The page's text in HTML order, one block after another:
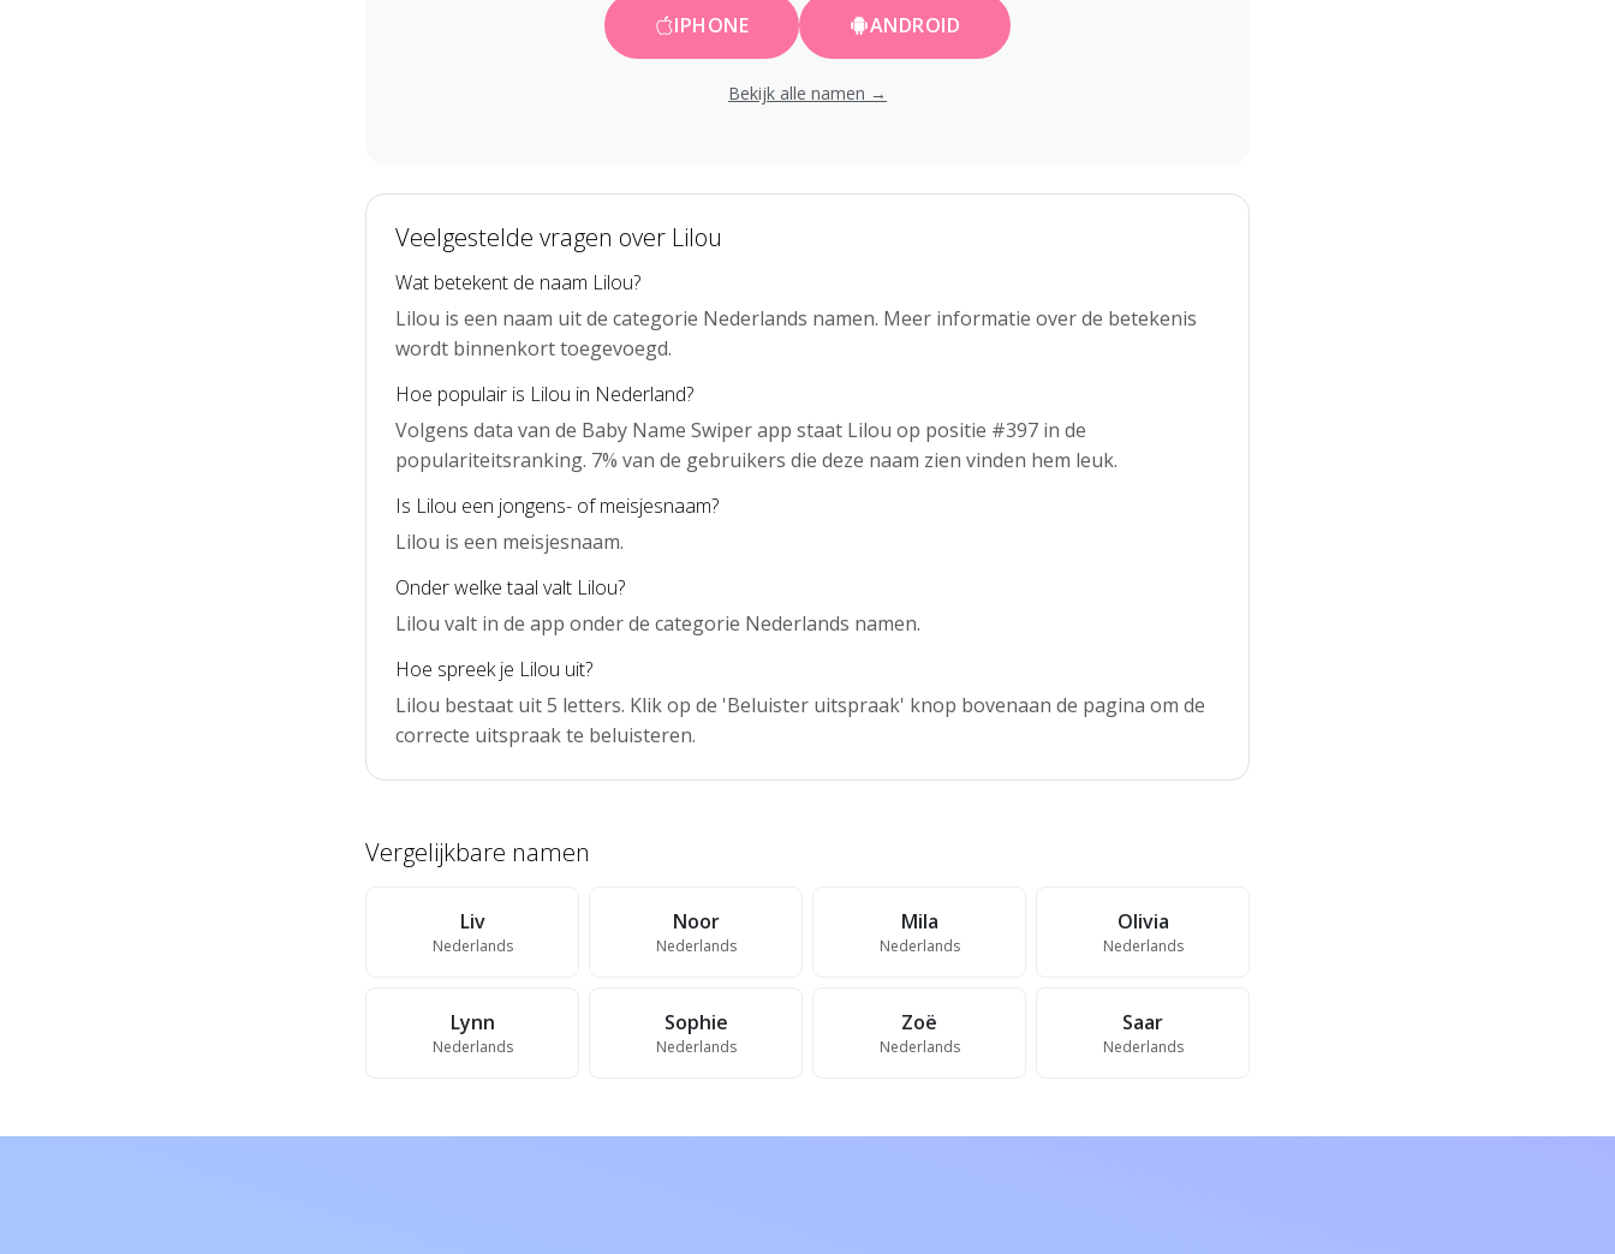
IPHONE ANDROID
Bekijk alle namen →
Veelgestelde vragen over Lilou
Wat betekent de naam Lilou?
Lilou is een naam uit de categorie Nederlands namen. Meer informatie over de betekenis
wordt binnenkort toegevoegd.
Hoe populair is Lilou in Nederland?
Volgens data van de Baby Name Swiper app staat Lilou op positie #397 in de
populariteitsranking. 7% van de gebruikers die deze naam zien vinden hem leuk.
Is Lilou een jongens- of meisjesnaam?
Lilou is een meisjesnaam.
Onder welke taal valt Lilou?
Lilou valt in de app onder de categorie Nederlands namen.
Hoe spreek je Lilou uit?
Lilou bestaat uit 5 letters. Klik op de 'Beluister uitspraak' knop bovenaan de pagina om de
correcte uitspraak te beluisteren.
Vergelijkbare namen
Liv
Nederlands
Noor
Nederlands
Mila
Nederlands
Olivia
Nederlands
Lynn
Nederlands
Sophie
Nederlands
Zoë
Nederlands
Saar
Nederlands